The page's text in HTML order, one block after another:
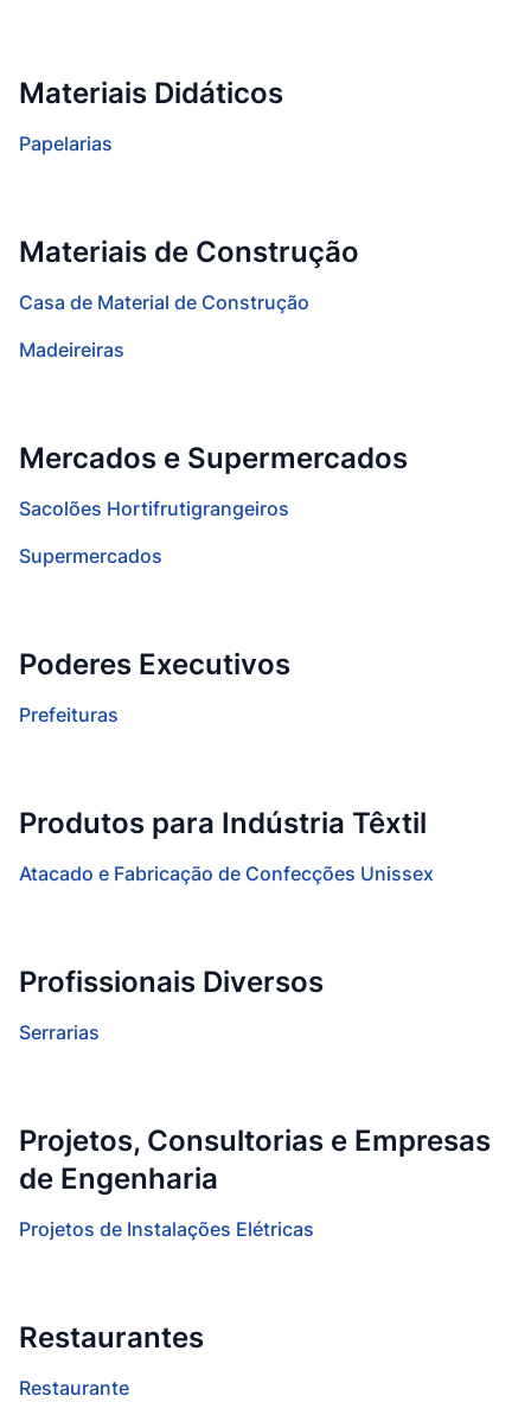
Materiais Didáticos
Papelarias
Materiais de Construção
Casa de Material de Construção
Madeireiras
Mercados e Supermercados
Sacolões Hortifrutigrangeiros
Supermercados
Poderes Executivos
Prefeituras
Produtos para Indústria Têxtil
Atacado e Fabricação de Confecções Unissex
Profissionais Diversos
Serrarias
Projetos, Consultorias e Empresas
de Engenharia
Projetos de Instalações Elétricas
Restaurantes
Restaurante